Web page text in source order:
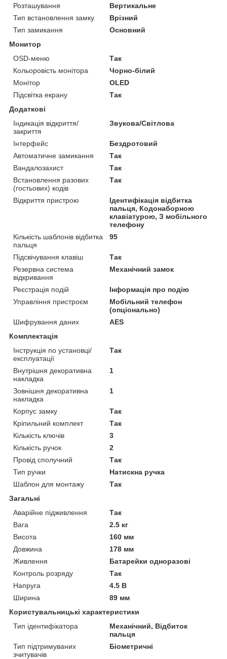
Розташування
Вертикальне
Тип встановлення замку
Врізний
Тип замикання
Основний
Монитор
OSD-меню
Так
Кольоровість монітора
Чорно-білий
Монітор
OLED
Підсвітка екрану
Так
Додаткові
Індикація відкриття/
закриття
Звукова/Світлова
Інтерфейс
Бездротовий
Автоматичне замикання
Так
Вандалозахист
Так
Встановлення разових
(гостьових) кодів
Так
Відкриття пристрою
Ідентифікація відбитка
пальця, Кодонаборною
клавіатурою, З мобільного
телефону
Кількість шаблонів відбитка
пальця
95
Підсвічування клавіш
Так
Резервна система
відкривання
Механічний замок
Реєстрація подій
Інформація про подію
Управління пристроєм
Мобільний телефон
(опціонально)
Шифрування даних
AES
Комплектація
Інструкція по установці/
експлуатації
Так
Внутрішня декоративна
накладка
1
Зовнішня декоративна
накладка
1
Корпус замку
Так
Кріпильний комплект
Так
Кількість ключів
3
Кількість ручок
2
Провід сполучний
Так
Тип ручки
Натискна ручка
Шаблон для монтажу
Так
Загальні
Аварійне підживлення
Так
Вага
2.5 кг
Висота
160 мм
Довжина
178 мм
Живлення
Батарейки одноразові
Контроль розряду
Так
Напруга
4.5 В
Ширина
89 мм
Користувальницькі характеристики
Тип ідентифікатора
Механічний, Відбиток
пальця
Тип підтримуваних
зчитувачів
Біометричні